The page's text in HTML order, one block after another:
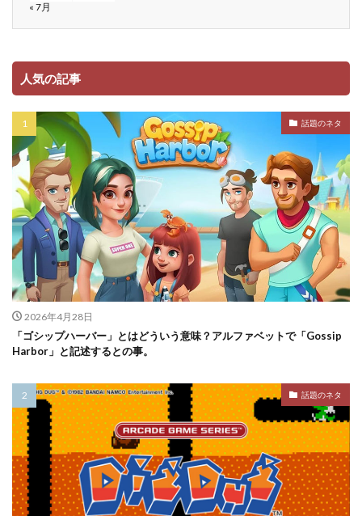
« 7月
人気の記事
話題のネタ
2026年4月28日
「ゴシップハーバー」とはどういう意味？アルファベットで「Gossip
Harbor」と記述するとの事。
話題のネタ